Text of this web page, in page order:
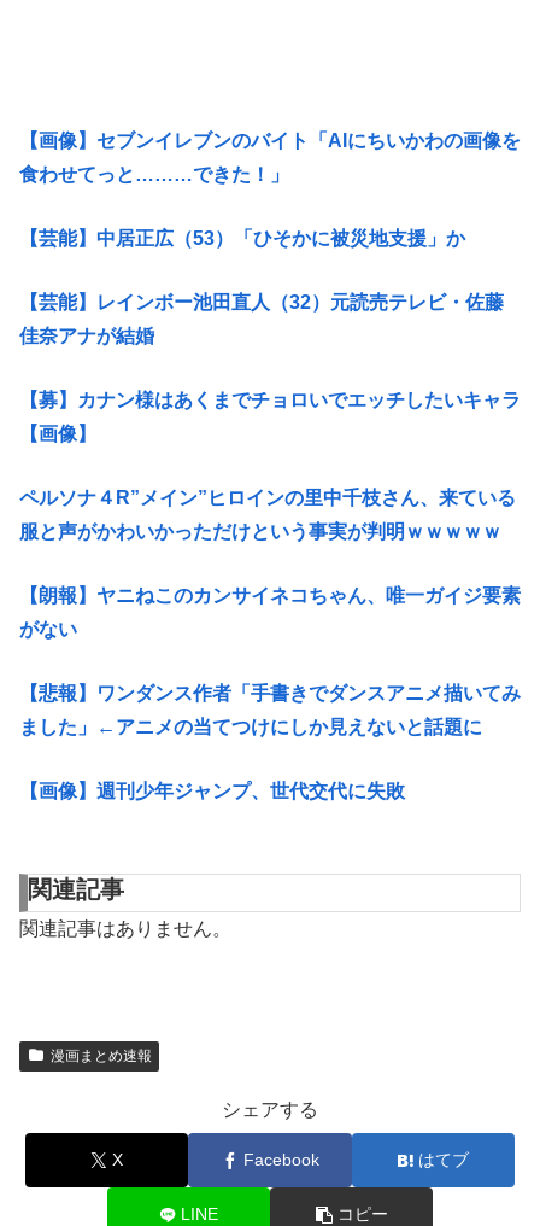
【画像】セブンイレブンのバイト「AIにちいかわの画像を
食わせてっと………できた！」
【芸能】中居正広（53）「ひそかに被災地支援」か
【芸能】レインボー池田直人（32）元読売テレビ・佐藤
佳奈アナが結婚
【募】カナン様はあくまでチョロいでエッチしたいキャラ
【画像】
ペルソナ４R”メイン”ヒロインの里中千枝さん、来ている
服と声がかわいかっただけという事実が判明ｗｗｗｗｗ
【朗報】ヤニねこのカンサイネコちゃん、唯一ガイジ要素
がない
【悲報】ワンダンス作者「手書きでダンスアニメ描いてみ
ました」←アニメの当てつけにしか見えないと話題に
【画像】週刊少年ジャンプ、世代交代に失敗
関連記事
関連記事はありません。
漫画まとめ速報
シェアする
X Facebook はてブ
LINE コピー